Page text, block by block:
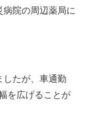
病院の周辺薬局に
たが、車通勤
を広げることが